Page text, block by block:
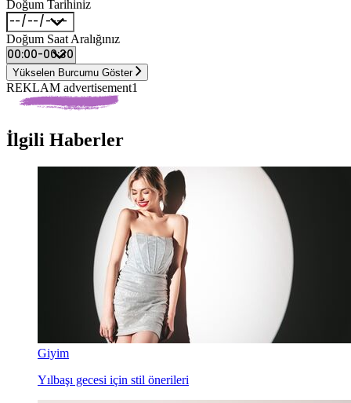
Doğum Tarihiniz
Doğum Saat Aralığınız
Yükselen Burcumu Göster
REKLAM advertisement1
İlgili Haberler
Giyim
Yılbaşı gecesi için stil önerileri